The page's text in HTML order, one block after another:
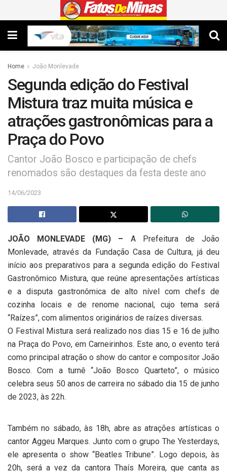
Home João Monlevade
Segunda edição do Festival
Mistura traz muita música e
atrações gastronômicas para a
Praça do Povo
Cantor João Bosco e participação de chefs
renomados são destaques da festa deste ano
14/06/2023
JOÃO MONLEVADE (MG) – A Prefeitura de João
Monlevade, através da Fundação Casa de Cultura, já deu
início aos preparativos para a segunda edição do Festival
Gastronômico Mistura, que reúne apresentações artísticas
e a disputa gastronômica de alto nível com chefs de
cozinha locais e de renome nacional, cujo tema será
“Raízes”, com alimentos originários de raízes diversas.
O Festival Mistura será realizado nos dias 15 e 16 de julho
na Praça do Povo, em Carneirinhos. Este ano, o evento terá
como principal atração o show do cantor e compositor João
Bosco. Com a turnê “João Bosco Quarteto”, o músico
celebra seus 50 anos de carreira no sábado dia 15 de junho
de 2023, às 22h.
Também no sábado, às 18h, abre as atrações artísticas o
cantor Aggeu Marques. Junto com o grupo The Yesterdays,
ele apresenta o show “Beatles Tribune”. Logo depois, às
20h, será a vez da cantora Thaís Moreira, que canta as